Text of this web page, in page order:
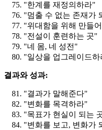
"한계를 재정의하라"
"멈출 수 없는 존재가
"위대함을 위해 만들
"전설이 훈련하는 곳"
"네 몸, 네 성전"
"일상을 업그레이드하
결과와 성과:
"결과가 말해준다"
"변화를 목격하라"
"목표가 현실이 되는
"변화를 보고, 변화가